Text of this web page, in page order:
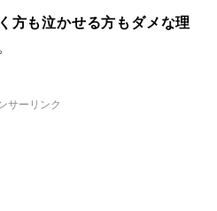
方も泣かせる方もダメな理
サーリンク